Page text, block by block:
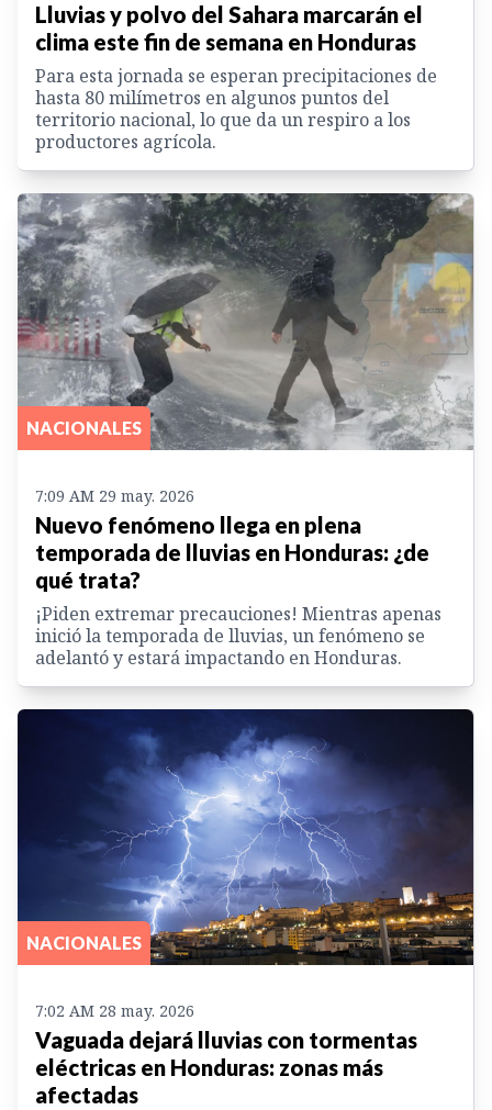
Lluvias y polvo del Sahara marcarán el
clima este fin de semana en Honduras
Para esta jornada se esperan precipitaciones de
hasta 80 milímetros en algunos puntos del
territorio nacional, lo que da un respiro a los
productores agrícola.
NACIONALES
7:09 AM 29 may. 2026
Nuevo fenómeno llega en plena
temporada de lluvias en Honduras: ¿de
qué trata?
¡Piden extremar precauciones! Mientras apenas
inició la temporada de lluvias, un fenómeno se
adelantó y estará impactando en Honduras.
NACIONALES
7:02 AM 28 may. 2026
Vaguada dejará lluvias con tormentas
eléctricas en Honduras: zonas más
afectadas